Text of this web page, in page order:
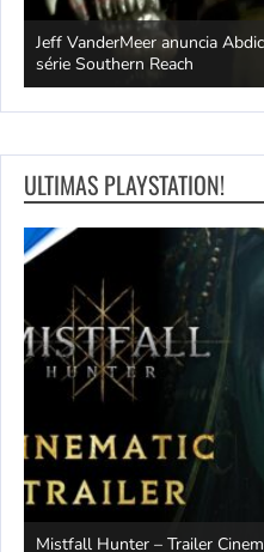
Jeff VanderMeer anuncia
série Southern Reach
ULTIMAS PLAYSTATION!
Mistfall Hunter – Trailer